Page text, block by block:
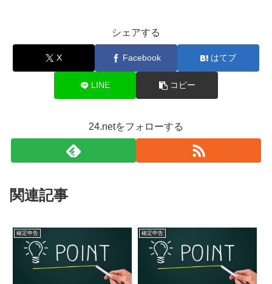
シェアする
X Facebook はてブ
LINE コピー
24.netをフォローする
関連記事
確定申告 確定申告